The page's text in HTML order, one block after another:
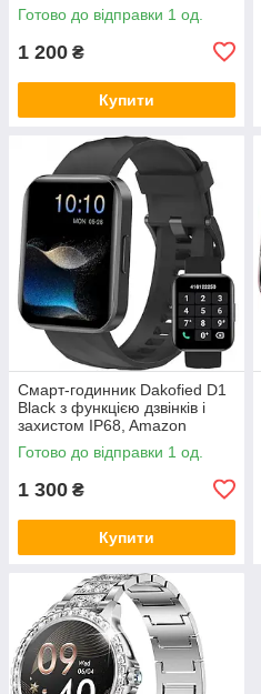
золотий, Amazon
Готово до відправки 1 од.
1 200 ₴
Купити
Смарт-годинник Dakofied D1
Black з функцією дзвінків і
захистом IP68, Amazon
Готово до відправки 1 од.
1 300 ₴
Купити